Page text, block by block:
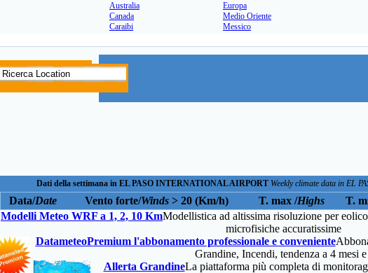
Australia
Canada
Caraibi
Europa
Medio Oriente
Messico
Dati della settimana in EL PASO INTERNATIONAL AIRPORT Weekly climate data in EL
Data/Date Vento forte/Winds> 20 (Km/h) T. max /Highs T.
Modelli Meteo WRF a 1, 2, 10 KmModellistica ad altissima risoluzione per
microfisiche accuratissime
DatameteoPremium l'abbonamento professionale e conveniente
Grandine, Incendi, tendenza a 4 mesi
Allerta GrandineLa piattaforma più completa di